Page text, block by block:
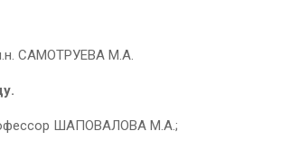
САМОТРУЕВА М.А.
ШАПОВАЛОВА М.А.;